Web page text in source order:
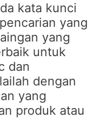
kata kunci
yang
yang
untuk
dan
dengan
yang
produk atau